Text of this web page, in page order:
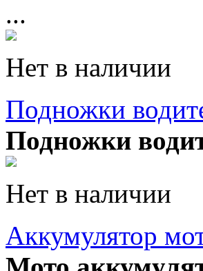
...
Нет в наличии
Подножки
Подножки
Нет в наличии
Аккумулятор